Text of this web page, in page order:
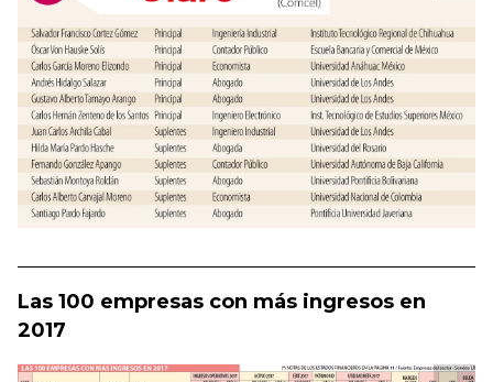
Las 100 empresas con más ingresos en
2017